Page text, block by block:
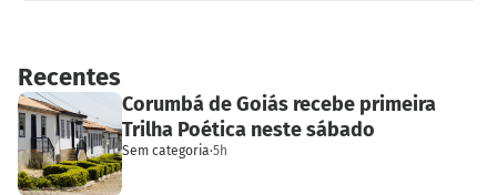
Recentes
Corumbá de Goiás recebe primeira
Trilha Poética neste sábado
Sem categoria·5h